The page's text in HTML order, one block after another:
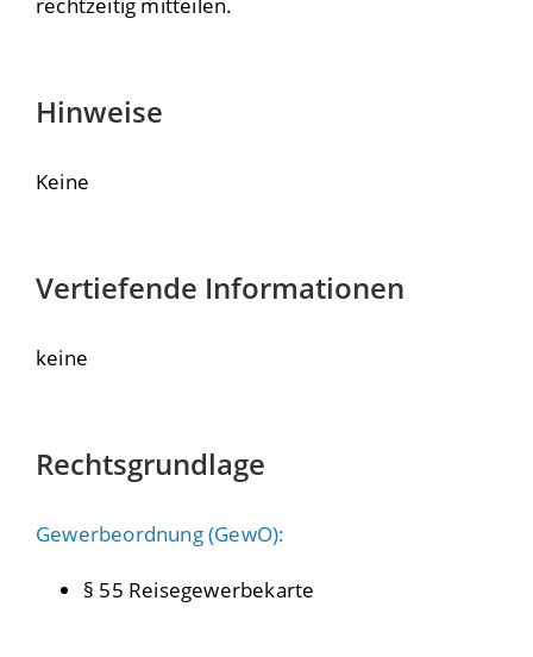
Hinweise
Keine
Vertiefende Informationen
keine
Rechtsgrundlage
Gewerbeordnung (GewO):
§ 55 Reisegewerbekarte